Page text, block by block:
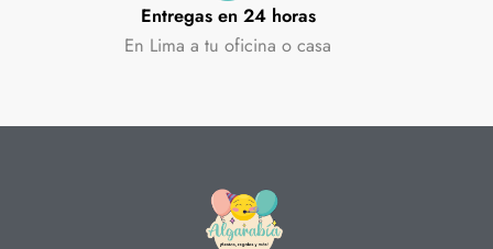
Entregas en 24 horas
En Lima a tu oficina o casa